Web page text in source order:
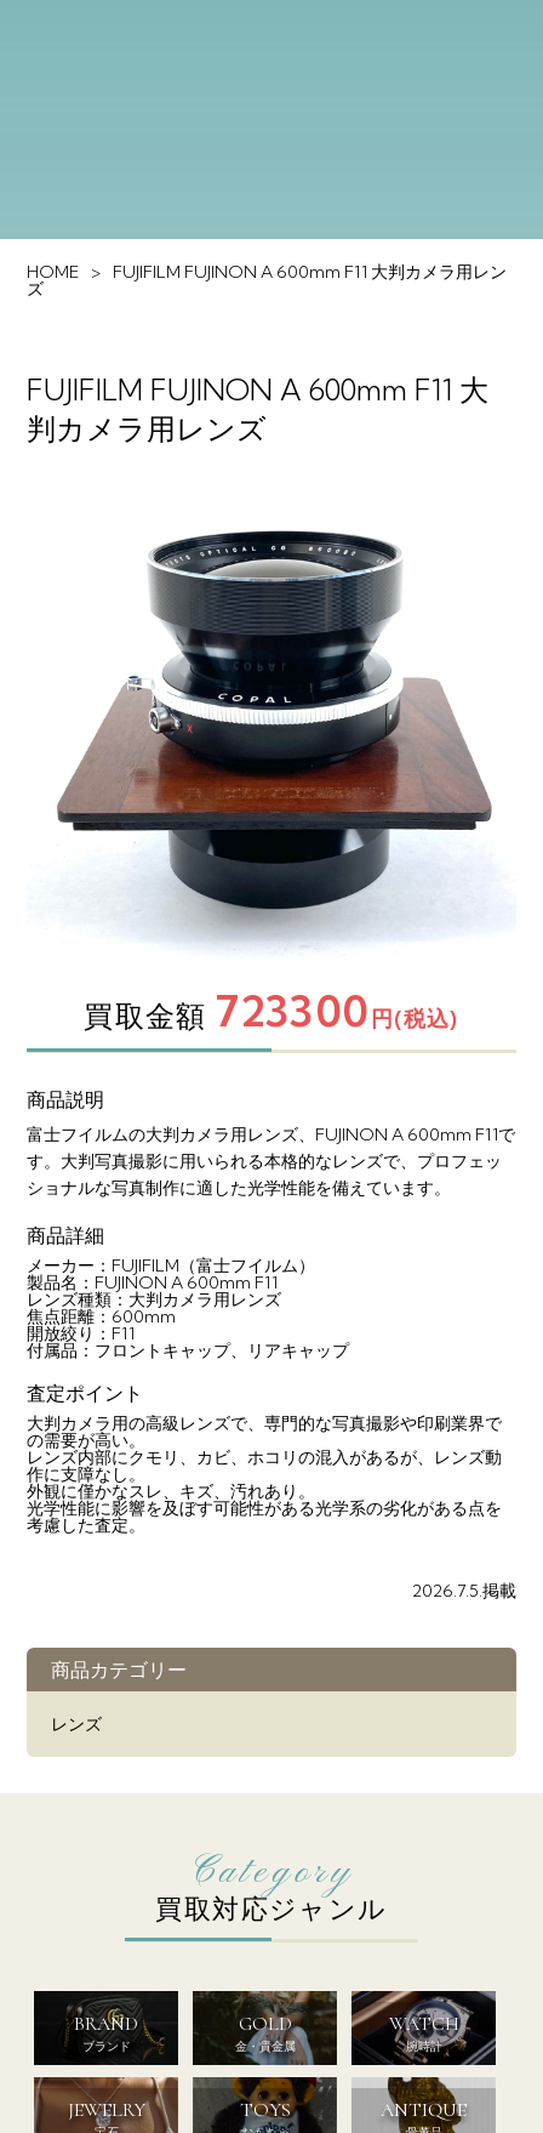
HOME FUJIFILM FUJINON A 600mm F11 大判カメラ用レン
ズ
FUJIFILM FUJINON A 600mm F11 大
判カメラ用レンズ
買取金額 723300 円(税込)
商品説明
富士フイルムの大判カメラ用レンズ、FUJINON A 600mm F11で
す。大判写真撮影に用いられる本格的なレンズで、プロフェッ
ショナルな写真制作に適した光学性能を備えています。
商品詳細
メーカー：FUJIFILM（富士フイルム）
製品名：FUJINON A 600mm F11
レンズ種類：大判カメラ用レンズ
焦点距離：600mm
開放絞り：F11
付属品：フロントキャップ、リアキャップ
査定ポイント
大判カメラ用の高級レンズで、専門的な写真撮影や印刷業界で
の需要が高い。
レンズ内部にクモリ、カビ、ホコリの混入があるが、レンズ動
作に支障なし。
外観に僅かなスレ、キズ、汚れあり。
光学性能に影響を及ぼす可能性がある光学系の劣化がある点を
考慮した査定。
2026.7.5.掲載
商品カテゴリー
レンズ
買取対応ジャンル
BRAND
ブランド
GOLD
金・貴金属
WATCH
腕時計
JEWELRY TOYS ANTIQUE